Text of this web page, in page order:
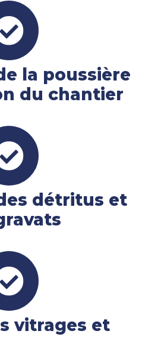
la poussière
du chantier
détritus et
vitrages et